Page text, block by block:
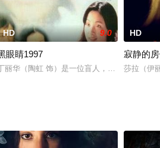
。在公司里，他的反应迟钝和笨手笨脚惹出
兹Lior Ashkenazi饰）的的工作就是用各种
HD 9.0
眼睛1997
丽华（陶虹 饰）是一位盲人，但身体上的残
HD
寂静的
莎拉（伊